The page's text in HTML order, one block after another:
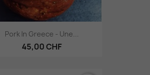
Pork In Greece - Une...
45,00 CHF